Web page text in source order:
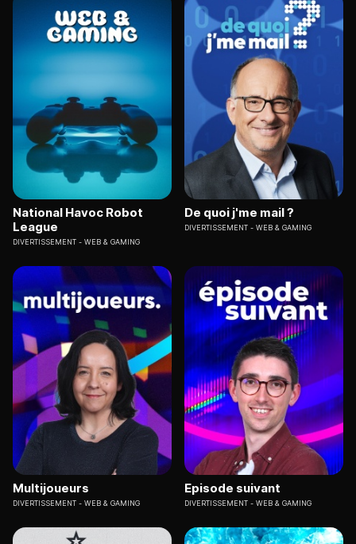
National Havoc Robot
League
DIVERTISSEMENT WEB & GAMING
De quoi j'me mail ?
DIVERTISSEMENT WEB & GAMING
Multijoueurs
DIVERTISSEMENT WEB & GAMING
Episode suivant
DIVERTISSEMENT WEB & GAMING